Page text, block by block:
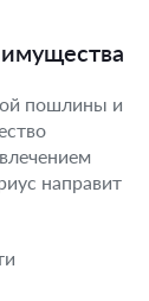
пошлины и
направит